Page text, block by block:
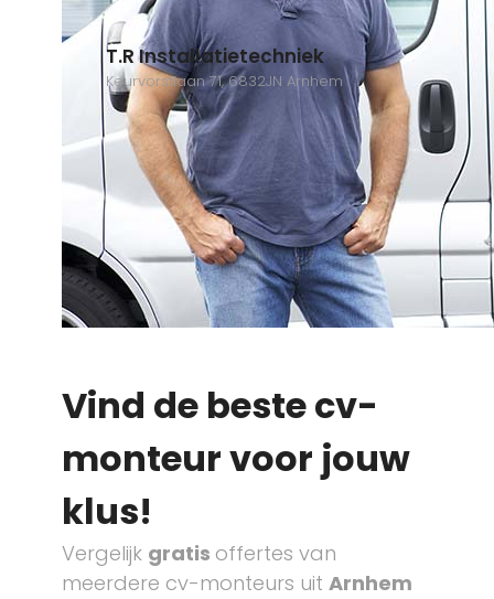
T.R Installatietechniek
Keurvorstlaan 71, 6832JN Arnhem
Vind de beste cv-
monteur voor jouw
klus!
Vergelijk gratis offertes van
meerdere cv-monteurs uit Arnhem